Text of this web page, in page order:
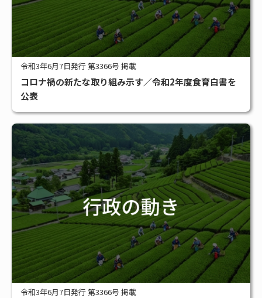
令和3年6月7日発行 第3366号 掲載
コロナ禍の新たな取り組み示す／令和2年度食育白書を
公表
令和3年6月7日発行 第3366号 掲載